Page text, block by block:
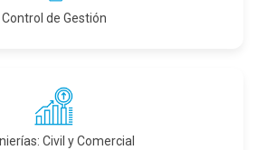
Control de Gestión
Civil y Comercial